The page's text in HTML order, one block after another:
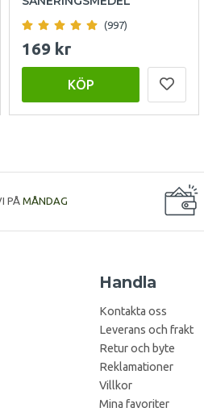
(997)
169 kr
KÖP
PÅ MÅNDAG
Handla
Kontakta oss
Leverans och frakt
Retur och byte
Reklamationer
Villkor
Mina favoriter